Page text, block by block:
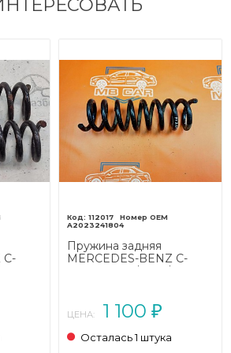
C-
112017
A2023241804
Пружина задняя
MERCEDES-BENZ C-
ЦЕНА: 1 100 ₽
Осталась 1 штука